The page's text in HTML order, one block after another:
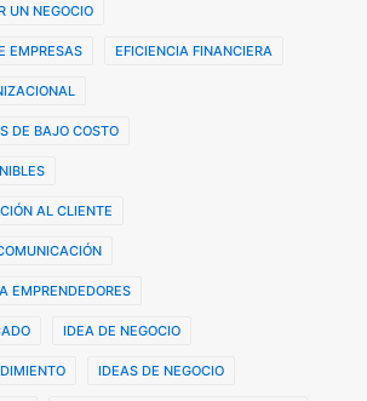
UN NEGOCIO
EMPRESAS EFICIENCIA FINANCIERA
DE BAJO COSTO
AL CLIENTE
EMPRENDEDORES
IDEA DE NEGOCIO
IDEAS DE NEGOCIO